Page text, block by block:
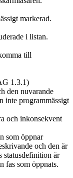
markerad.
i listan.
till
1.3.1)
den nuvarande
inte programmässigt
och inkonsekvent
som öppnar
och den är
statusdefinition är
fas som öppnats.